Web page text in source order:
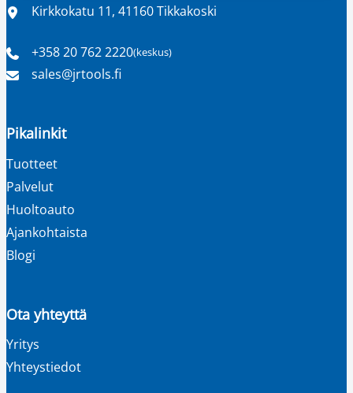
Sijainti
Kirkkokatu 11, 41160 Tikkakoski
Puhelinnumero
+358 20 762 2220(keskus)
Sähköpostiosoite
sales​@jrtools.fi
Pikalinkit
Tuotteet
Palvelut
Huoltoauto
Ajankohtaista
Blogi
Ota yhteyttä
Yritys
Yhteystiedot